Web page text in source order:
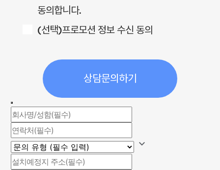
동의합니다.
(선택)프로모션 정보 수신 동의
상담문의하기